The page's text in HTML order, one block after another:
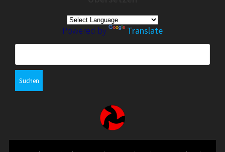
Powered by
Translate